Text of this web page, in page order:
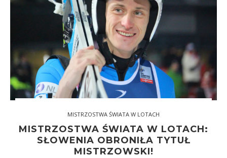
MISTRZOSTWA ŚWIATA W LOTACH
MISTRZOSTWA ŚWIATA W LOTACH:
SŁOWENIA OBRONIŁA TYTUŁ
MISTRZOWSKI!